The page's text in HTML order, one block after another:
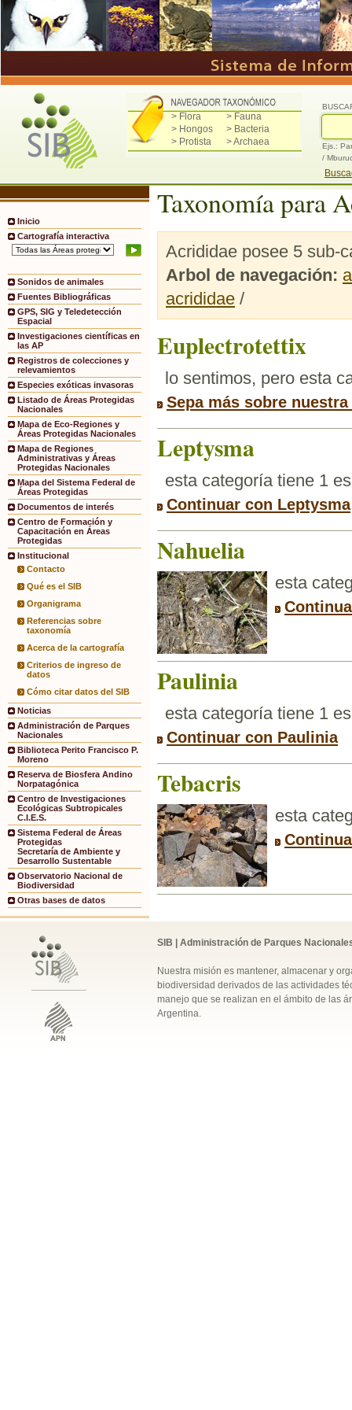
> Flora
> Fauna
> Hongos
> Bacteria
> Protista
> Archaea
Ejs.:
/
Inicio
Cartografía interactiva
Sonidos de animales
Fuentes Bibliográficas
GPS, SIG y Teledetección
Espacial
Investigaciones científicas en
las AP
Registros de colecciones y
relevamientos
Especies exóticas invasoras
Listado de Áreas Protegidas
Nacionales
Mapa de Eco-Regiones y
Áreas Protegidas Nacionales
Mapa de Regiones
Administrativas y Áreas
Protegidas Nacionales
Mapa del Sistema Federal de
Áreas Protegidas
Documentos de interés
Centro de Formación y
Capacitación en Áreas
Protegidas
Institucional
Contacto
Qué es el SIB
Organigrama
Referencias sobre
taxonomía
Acerca de la cartografía
Criterios de ingreso de
datos
Cómo citar datos del SIB
Noticias
Administración de Parques
Nacionales
Biblioteca Perito Francisco P.
Moreno
Reserva de Biosfera Andino
Norpatagónica
Centro de Investigaciones
Ecológicas Subtropicales
C.I.E.S.
Sistema Federal de Áreas
Protegidas
Secretaría de Ambiente y
Desarrollo Sustentable
Observatorio Nacional de
Biodiversidad
Otras bases de datos
Taxonomía para
Acrididae posee 5 sub-
Arbol de navegación:
acrididae /
Euplectrotettix
lo sentimos, pero esta
Sepa más sobre
Leptysma
esta categoría tiene 1
Continuar con Leptysma
Nahuelia
esta
Paulinia
esta categoría tiene 1
Continuar con Paulinia
Tebacris
esta
SIB | Administración de Parques
Nuestra misión es mantener, almacenar y
biodiversidad derivados de las actividades
manejo que se realizan en el ámbito de las
Argentina.